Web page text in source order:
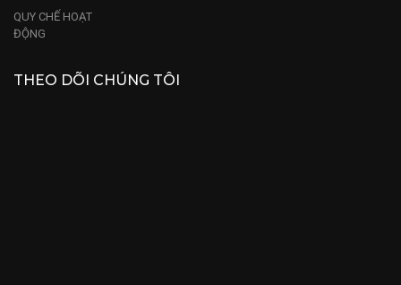
QUY CHẾ HOẠT
ĐỘNG
THEO DÕI CHÚNG TÔI